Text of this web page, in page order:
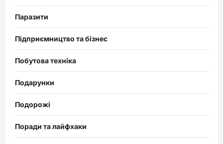
Паразити
Підприємництво та бізнес
Побутова техніка
Подарунки
Подорожі
Поради та лайфхаки